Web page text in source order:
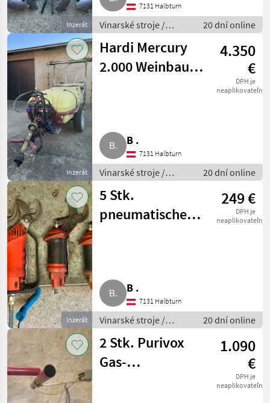
Inzerát
7131 Halbturn
Vinarské stroje /
Ostatné stroje na
vinohradníctvo
20 dní online
Inzerát
Hardi Mercury
2.000 Weinbau,
Überzeilengestänge,
4.350
€
DPH je
neaplikovateľné
B .
7131 Halbturn
Vinarské stroje /
Ostatné stroje na
vinohradníctvo
20 dní online
Inzerát
5 Stk.
pneumatische
249 €
DPH je
neaplikovateľné
B .
7131 Halbturn
Vinarské stroje /
Ostatné stroje na
vinohradníctvo
20 dní online
2 Stk. Purivox
Gas-
Knallschreckgeräte,
1.090
€
DPH je
neaplikovateľné